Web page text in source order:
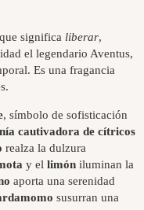
significa liberar,
el legendario Aventus,
Es una fragancia
, símbolo de sofisticación
cautivadora de cítricos
realza la dulzura
y el limón iluminan la
aporta una serenidad
susurran una